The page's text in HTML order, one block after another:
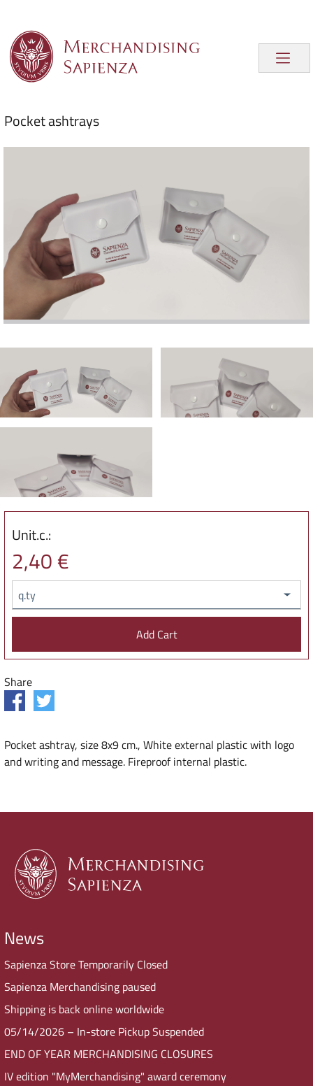
Pocket ashtrays
Unit.c.:
2,40 €
q.ty
Share
Pocket ashtray, size 8x9 cm., White external plastic with logo
and writing and message. Fireproof internal plastic.
News
Sapienza Store Temporarily Closed
Sapienza Merchandising paused
Shipping is back online worldwide
05/14/2026 – In-store Pickup Suspended
END OF YEAR MERCHANDISING CLOSURES
IV edition "MyMerchandising" award ceremony